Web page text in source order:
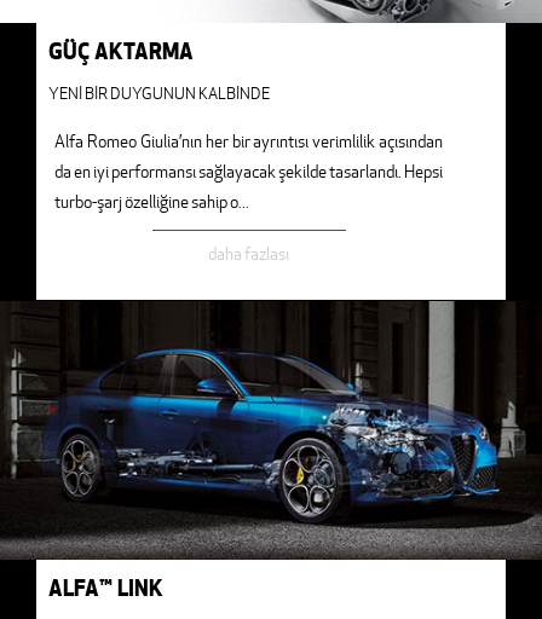
GÜÇ AKTARMA
YENİ BİR DUYGUNUN KALBİNDE
Alfa Romeo Giulia’nın her bir ayrıntısı verimlilik açısından
da en iyi performansı sağlayacak şekilde tasarlandı. Hepsi
turbo-şarj özelliğine sahip o...
daha fazlası
ALFA™ LINK